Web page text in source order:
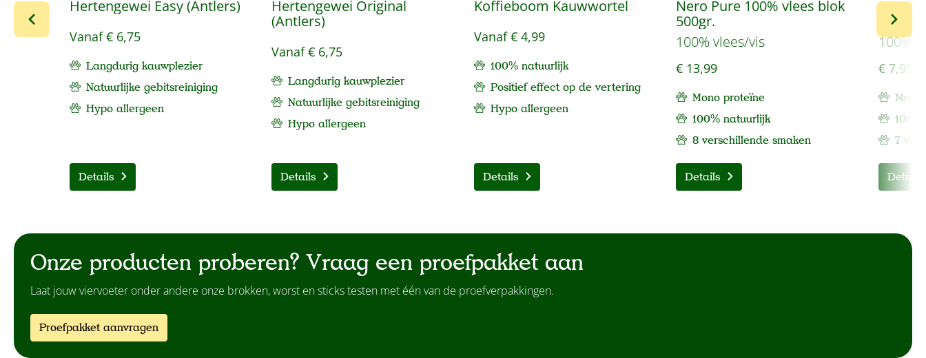
Hertengewei Easy (Antlers)
Vanaf€ 6,75
Langdurig kauwplezier
Natuurlijke gebitsreiniging
Hypo allergeen
Details
Hertengewei Original
(Antlers)
Vanaf€ 6,75
Langdurig kauwplezier
Natuurlijke gebitsreiniging
Hypoallergeen
Details
Koffieboom Kauwwortel
Vanaf€ 4,99
100% natuurlijk
Positief effect op de vertering
Hypo allergeen
Details
Nero Pure 100% vlees blok
500gr.
100% vlees/vis
€ 13,99
Mono proteïne
100% natuurlijk
8 verschillende smaken
Details
Nero
100%
€ 7,99
7
Details
Onze producten proberen? Vraag een proefpakket aan
Laat jouw viervoeter onder andere onze brokken, worst en sticks testen met één van de proefverpakkingen.
Proefpakket aanvragen